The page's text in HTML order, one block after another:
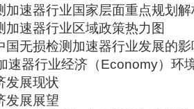
加速器行业国家层面重点规划解
加速器行业区域政策热力图
国无损检测加速器行业发展的
速器行业经济（Economy）环
发展现状
发展展望